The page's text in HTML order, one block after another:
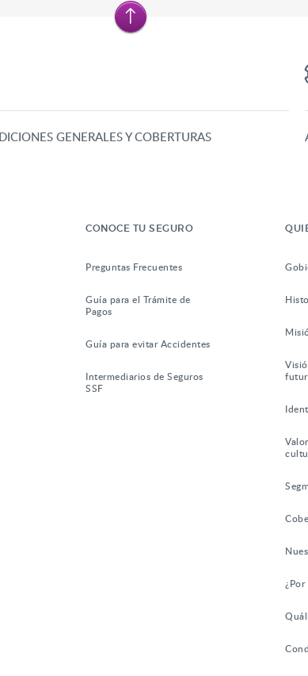
GENERALES Y COBERTURAS
CONOCE TU SEGURO
Preguntas Frecuentes
Guía para el Trámite de
Pagos
Guía para evitar Accidentes
Intermediarios de Seguros
SSF